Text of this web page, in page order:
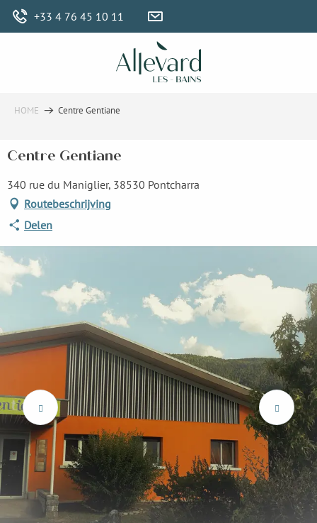
Aller
+33 4 76 45 10 11
HOME Centre Gentiane
Centre Gentiane
340 rue du Maniglier, 38530 Pontcharra
Routebeschrijving
Delen